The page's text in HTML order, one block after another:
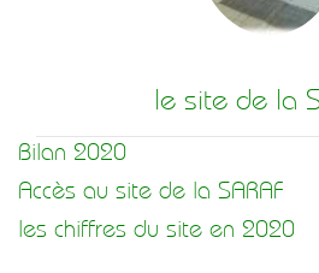
le site de la
Bilan 2020
Accès au site de la SARAF
les chiffres du site en 2020